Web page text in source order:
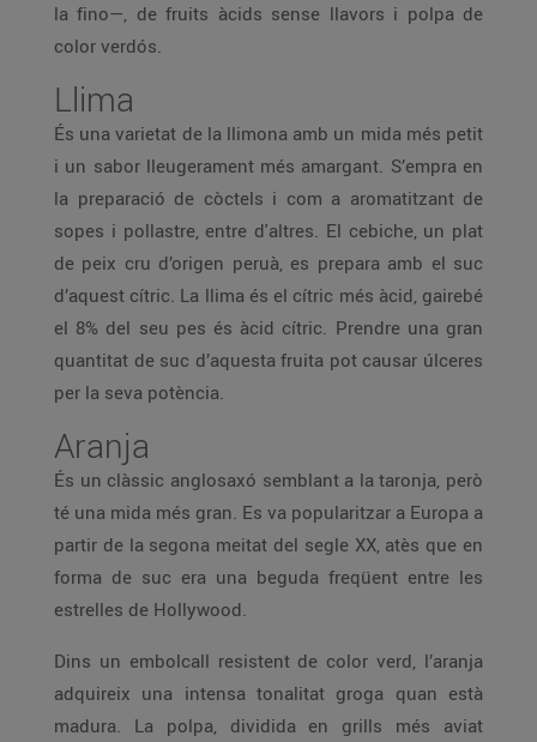
la fino—, de fruits àcids sense llavors i polpa de
color verdós.
Llima
És una varietat de la llimona amb un mida més petit
i un sabor lleugerament més amargant. S’empra en
la preparació de còctels i com a aromatitzant de
sopes i pollastre, entre d'altres. El cebiche, un plat
de peix cru d’origen peruà, es prepara amb el suc
d’aquest cítric. La llima és el cítric més àcid, gairebé
el 8% del seu pes és àcid cítric. Prendre una gran
quantitat de suc d’aquesta fruita pot causar úlceres
per la seva potència.
Aranja
És un clàssic anglosaxó semblant a la taronja, però
té una mida més gran. Es va popularitzar a Europa a
partir de la segona meitat del segle XX, atès que en
forma de suc era una beguda freqüent entre les
estrelles de Hollywood.
Dins un embolcall resistent de color verd, l’aranja
adquireix una intensa tonalitat groga quan està
madura. La polpa, dividida en grills més aviat